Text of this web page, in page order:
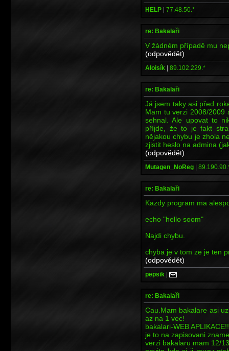
HELP | 77.48.50.*
re: Bakalaři
V žádném případě mu
(odpovědět)
Aloisík | 89.102.229.*
re: Bakalaři
Já jsem taky asi před
Mam tu verzi 2008/2009
sehnal. Ale upovat to
příjde, že to je fakt
nějakou chybu je zhola
zjistit heslo na admina
(odpovědět)
Mutagen_NoReg |
re: Bakalaři
Kazdy program ma
echo "hello soom"
Najdi chybu.
chyba je v tom ze je ten
(odpovědět)
pepsik |
re: Bakalaři
Cau.Mam bakalare asi
az na 1 vec!
bakalari-WEB
je to na zapisovani
verzi bakalaru mam 12/